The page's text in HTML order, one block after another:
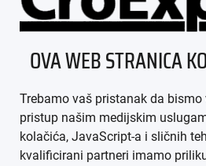
ÜBER
AGB
OVA WEB STRANICA
Trebamo vaš pristanak da
pristup našim medijskim
kolačića, JavaScript-a i sličnih
kvalificirani partneri imamo